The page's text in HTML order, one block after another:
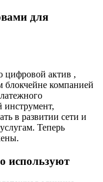
для
цифровой актив ,
блокчейне компанией
инструмент,
в развитии сети и
Теперь
используют